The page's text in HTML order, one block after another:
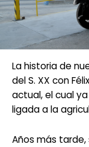
La historia de
del S. XX con
actual, el cual
ligada a la
Años más tarde,